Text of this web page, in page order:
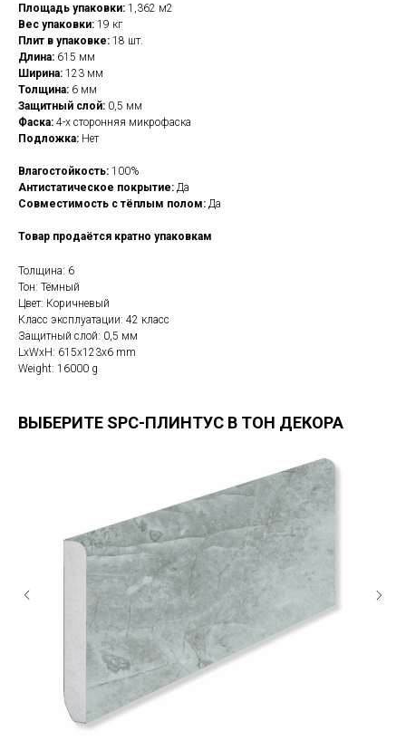
Площадь упаковки: 1,362 м2
Вес упаковки: 19 кг
Плит в упаковке: 18 шт.
Длина: 615 мм
Ширина: 123 мм
Толщина: 6 мм
Защитный слой: 0,5 мм
Фаска: 4-х сторонняя микрофаска
Подложка: Нет
Влагостойкость: 100%
Антистатическое покрытие: Да
Совместимость с тёплым полом: Да
Товар продаётся кратно упаковкам
Толщина: 6
Тон: Тёмный
Цвет: Коричневый
Класс эксплуатации: 42 класс
Защитный слой: 0,5 мм
LxWxH: 615x123x6 mm
Weight: 16000 g
ВЫБЕРИТЕ SPC-ПЛИНТУС В ТОН ДЕКОРА